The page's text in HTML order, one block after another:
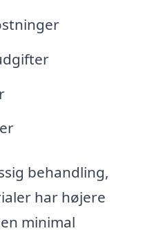
behandling,
har højere
minimal